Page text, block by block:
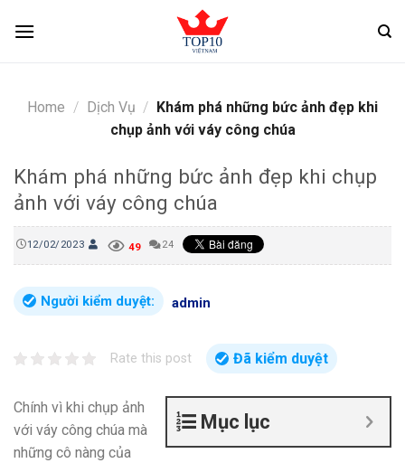
Home / Dịch Vụ / Khám phá những bức ảnh đẹp khi
chụp ảnh với váy công chúa
Khám phá những bức ảnh đẹp khi chụp
ảnh với váy công chúa
12/02/2023 49 24
Người kiểm duyệt: admin
Rate this post Đã kiểm duyệt
Mục lục
Chính vì khi chụp ảnh
với váy công chúa mà
những cô nàng của